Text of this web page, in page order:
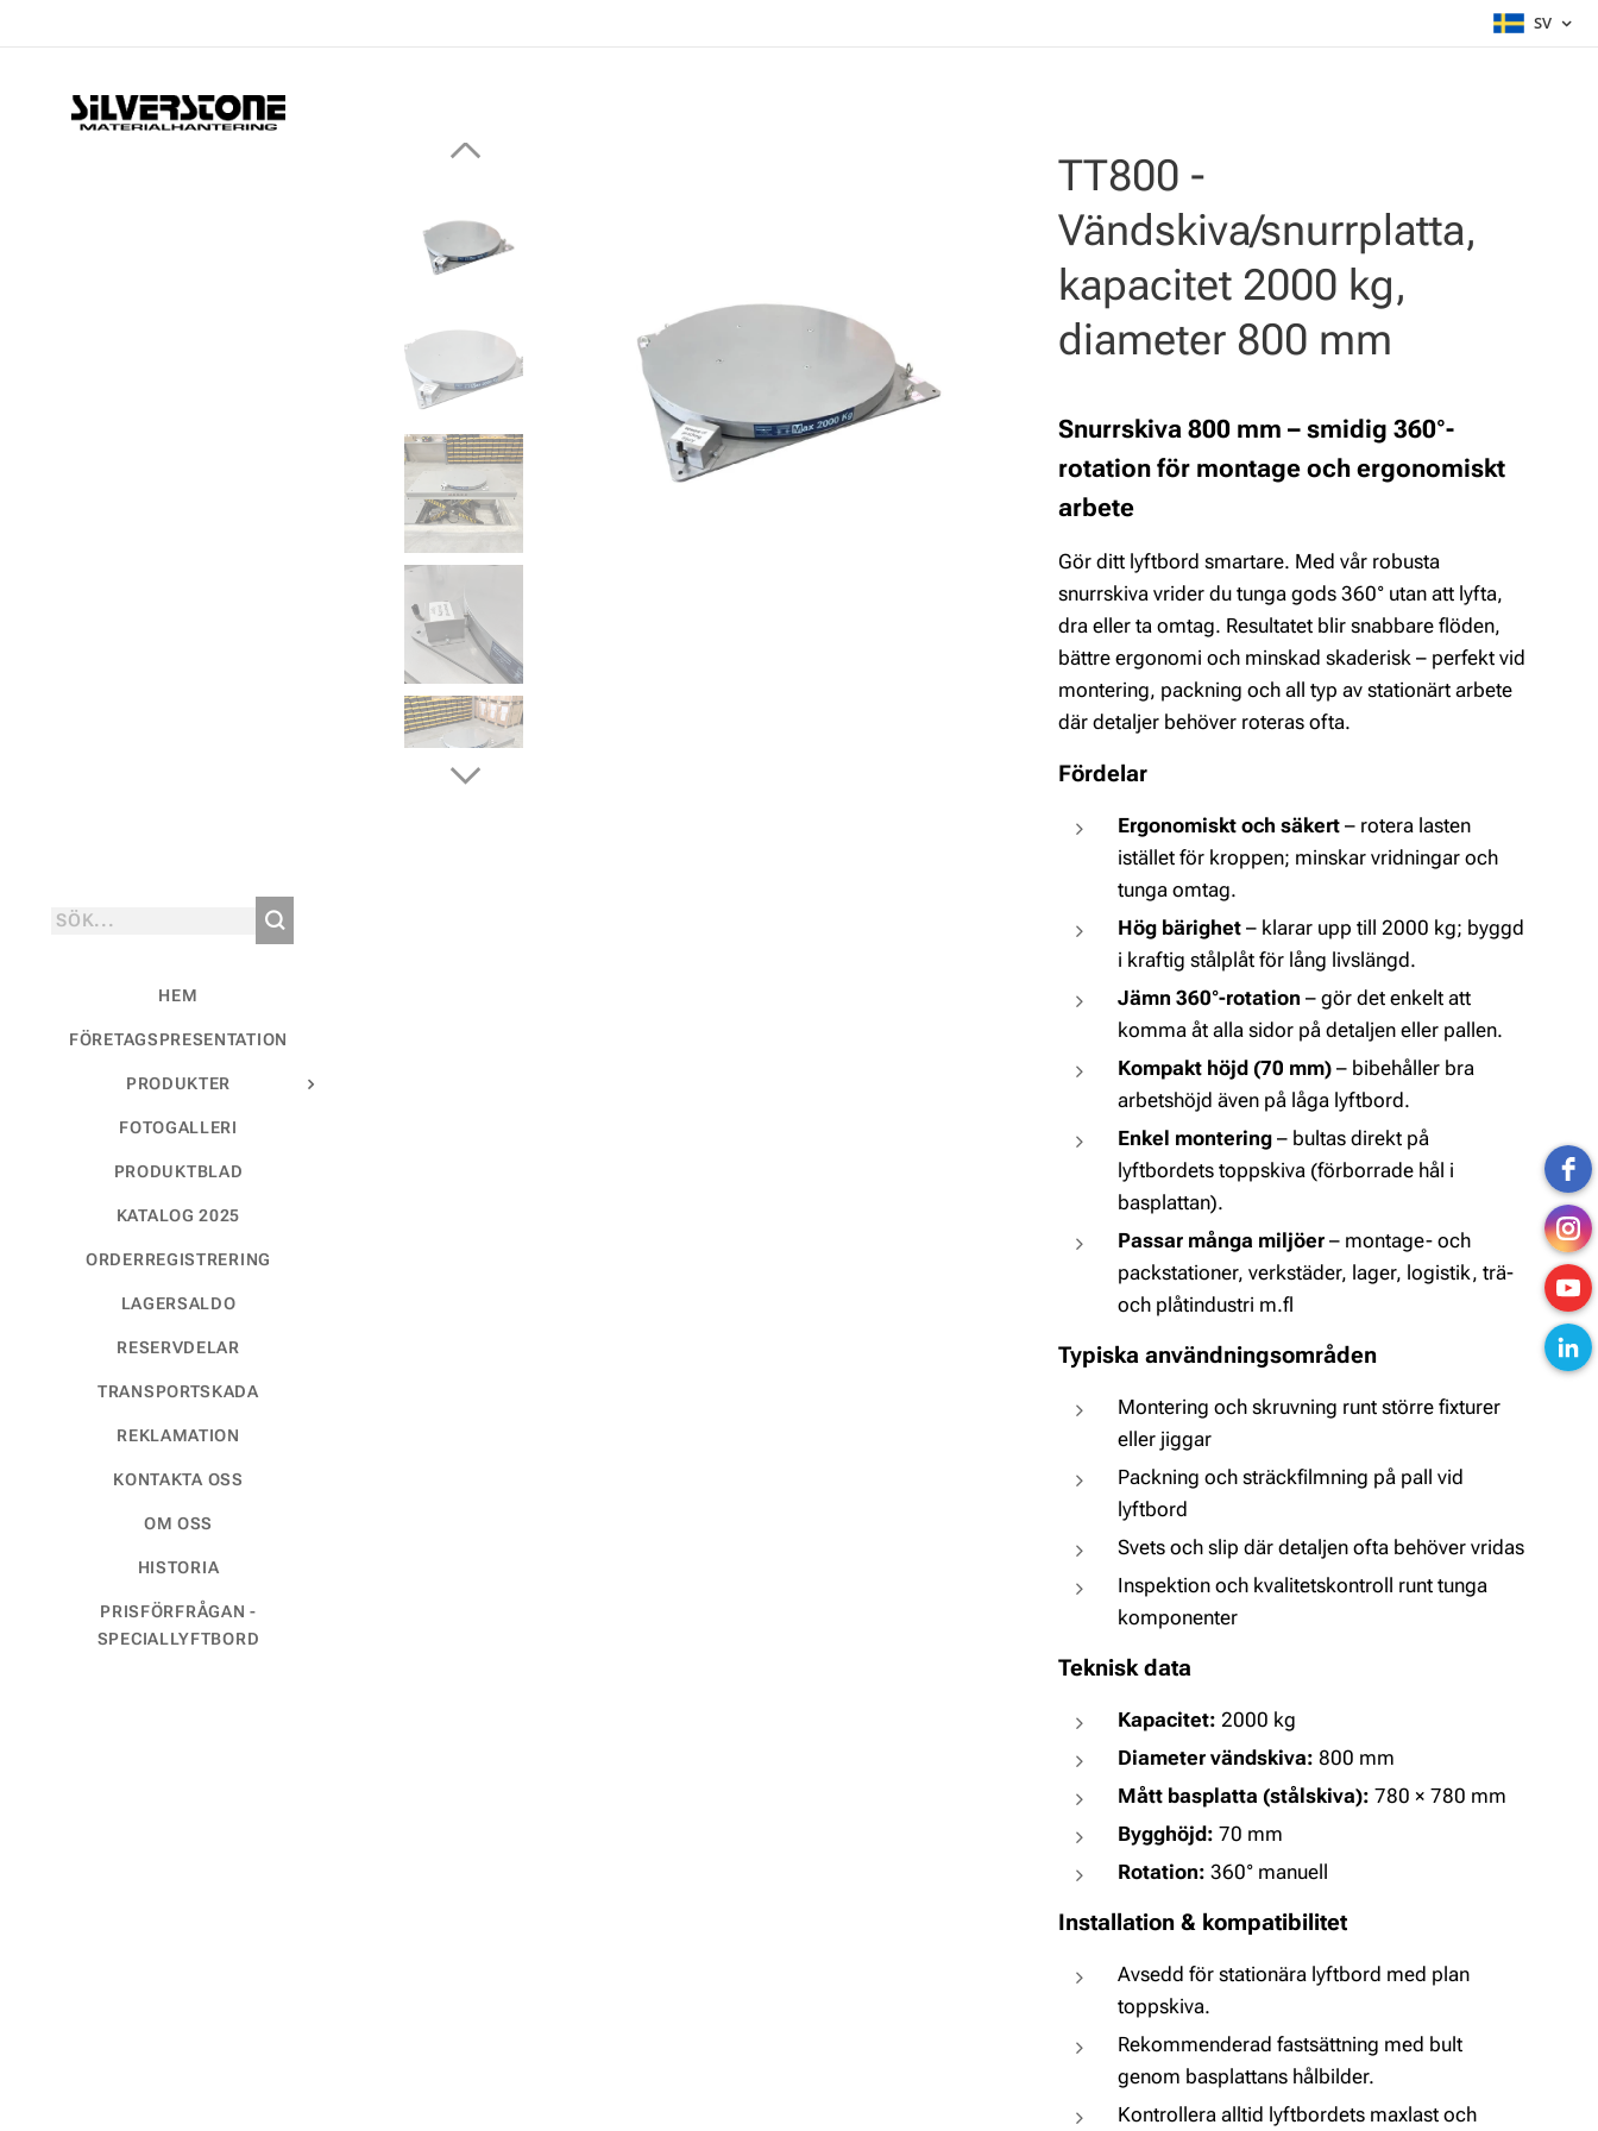
SV
HEM
FÖRETAGSPRESENTATION
PRODUKTER
FOTOGALLERI
PRODUKTBLAD
KATALOG 2025
ORDERREGISTRERING
LAGERSALDO
RESERVDELAR
TRANSPORTSKADA
REKLAMATION
KONTAKTA OSS
OM OSS
HISTORIA
PRISFÖRFRÅGAN -
SPECIALLYFTBORD
TT800 -
Vändskiva/snurrplatta,
kapacitet 2000 kg,
diameter 800 mm
Snurrskiva 800 mm – smidig 360°-
rotation för montage och ergonomiskt
arbete
Gör ditt lyftbord smartare. Med vår robusta
snurrskiva vrider du tunga gods 360° utan att lyfta,
dra eller ta omtag. Resultatet blir snabbare flöden,
bättre ergonomi och minskad skaderisk – perfekt vid
montering, packning och all typ av stationärt arbete
där detaljer behöver roteras ofta.
Fördelar
Ergonomiskt och säkert – rotera lasten
istället för kroppen; minskar vridningar och
tunga omtag.
Hög bärighet – klarar upp till 2000 kg; byggd
i kraftig stålplåt för lång livslängd.
Jämn 360°-rotation – gör det enkelt att
komma åt alla sidor på detaljen eller pallen.
Kompakt höjd (70 mm)– bibehåller bra
arbetshöjd även på låga lyftbord.
Enkel montering – bultas direkt på
lyftbordets toppskiva (förborrade hål i
basplattan).
Passar många miljöer– montage- och
packstationer, verkstäder, lager, logistik, trä-
och plåtindustri m.fl
Typiska användningsområden
Montering och skruvning runt större fixturer
eller jiggar
Packning och sträckfilmning på pall vid
lyftbord
Svets och slip där detaljen ofta behöver vridas
Inspektion och kvalitetskontroll runt tunga
komponenter
Teknisk data
Kapacitet: 2000 kg
Diameter vändskiva: 800 mm
Mått basplatta (stålskiva): 780 × 780 mm
Bygghöjd: 70 mm
Rotation: 360° manuell
Installation & kompatibilitet
Avsedd för stationära lyftbord med plan
toppskiva.
Rekommenderad fastsättning med bult
genom basplattans hålbilder.
Kontrollera alltid lyftbordets maxlast och